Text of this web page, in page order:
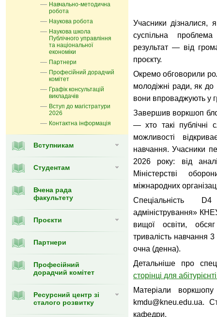
Навчально-методична
робота
Наукова робота
Наукова школа
Публічного управління
та національної
економіки
Партнери
Професійний дорадчий
комітет
Графік консультацій
викладачів
Вступ до магістратури
2026
Контактна інформація
Вступникам
Студентам
Вчена рада
факультету
Проєкти
Партнери
Професійний
дорадчий комітет
Ресурсний центр зі
сталого розвитку
Учасники
суспільна
результат — від
проєкту.
Окремо обговорили
молодіжні ради, як до
вони впроваджують у
Завершив воркшоп
— хто такі публічні
можливості
навчання. Учасники
2026 року: від
Міністерстві
міжнародних
Спеціальність
адміністрування»
вищої освіти,
тривалість навчання
очна (денна).
Детальніше про
сторінці для
Матеріали
kmdu@kneu.edu.ua.
кафедри.